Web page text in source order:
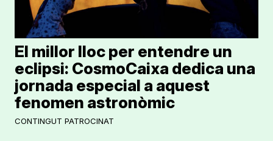
CONTINGUT PATROCINAT
El millor lloc per entendre un
eclipsi: CosmoCaixa dedica una
jornada especial a aquest
fenomen astronòmic